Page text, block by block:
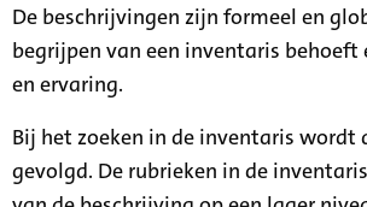
De beschrijvingen zijn formeel en
begrijpen van een inventaris behoeft
en ervaring.
Bij het zoeken in de inventaris wordt
gevolgd. De rubrieken in de